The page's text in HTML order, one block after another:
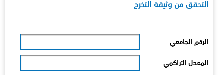
من وثيقة التخرج
الجامعي
التراكمي